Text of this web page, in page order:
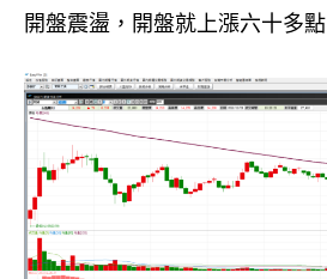
開盤震盪，開盤就上漲六十多點